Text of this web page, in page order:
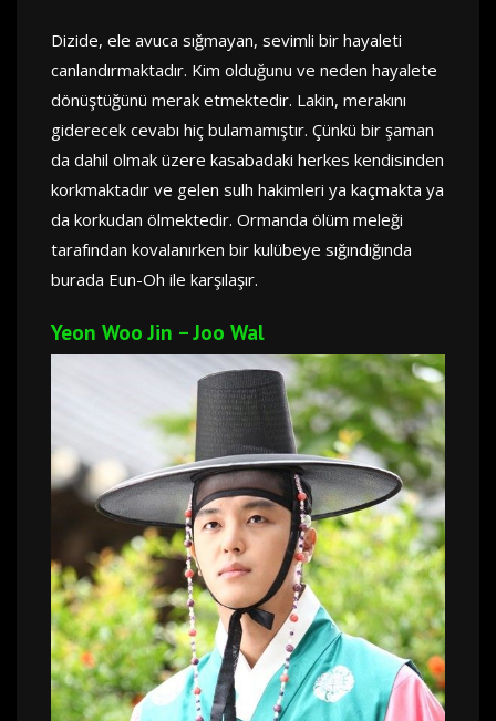
Dizide, ele avuca sığmayan, sevimli bir hayaleti
canlandırmaktadır. Kim olduğunu ve neden hayalete
dönüştüğünü merak etmektedir. Lakin, merakını
giderecek cevabı hiç bulamamıştır. Çünkü bir şaman
da dahil olmak üzere kasabadaki herkes kendisinden
korkmaktadır ve gelen sulh hakimleri ya kaçmakta ya
da korkudan ölmektedir. Ormanda ölüm meleği
tarafından kovalanırken bir kulübeye sığındığında
burada Eun-Oh ile karşılaşır.
Yeon Woo Jin – Joo Wal